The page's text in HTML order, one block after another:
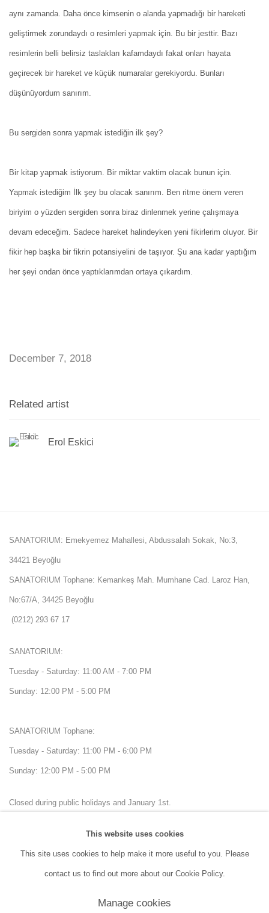
aynı zamanda. Daha önce kimsenin o alanda yapmadığı bir hareketi
geliştirmek zorundaydı o resimleri yapmak için. Bu bir jesttir. Bazı
resimlerin belli belirsiz taslakları kafamdaydı fakat onları hayata
geçirecek bir hareket ve küçük numaralar gerekiyordu. Bunları
düşünüyordum sanırım.
Bu sergiden sonra yapmak istediğin ilk şey?
Bir kitap yapmak istiyorum. Bir miktar vaktim olacak bunun için.
Yapmak istediğim İlk şey bu olacak sanırım. Ben ritme önem veren
biriyim o yüzden sergiden sonra biraz dinlenmek yerine çalışmaya
devam edeceğim. Sadece hareket halindeyken yeni fikirlerim oluyor. Bir
fikir hep başka bir fikrin potansiyelini de taşıyor. Şu ana kadar yaptığım
her şeyi ondan önce yaptıklarımdan ortaya çıkardım.
December 7, 2018
Related artist
Erol Eskici
SANATORIUM: Emekyemez Mahallesi, Abdussalah Sokak, No:3,
34421 Beyoğlu
SANATORIUM Tophane: Kemankeş Mah. Mumhane Cad. Laroz Han,
No:67/A, 34425 Beyoğlu
(0212) 293 67 17
SANATORIUM:
Tuesday - Saturday: 11:00 AM - 7:00 PM
Sunday: 12:00 PM - 5:00 PM
SANATORIUM Tophane:
Tuesday - Saturday: 11:00 PM - 6:00 PM
Sunday: 12:00 PM - 5:00 PM
Closed during public holidays and January 1st.
This website uses cookies
This site uses cookies to help make it more useful to you. Please
contact us to find out more about our Cookie Policy.
Manage cookies